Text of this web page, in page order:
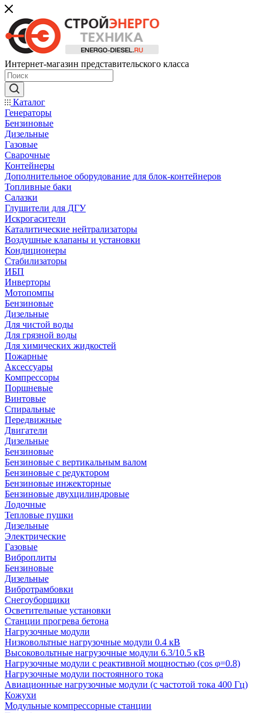
Интернет-магазин представительского класса
Каталог
Генераторы
Бензиновые
Дизельные
Газовые
Сварочные
Контейнеры
Дополнительное оборудование для блок-контейнеров
Топливные баки
Салазки
Глушители для ДГУ
Искрогасители
Каталитические нейтрализаторы
Воздушные клапаны и установки
Кондиционеры
Стабилизаторы
ИБП
Инверторы
Мотопомпы
Бензиновые
Дизельные
Для чистой воды
Для грязной воды
Для химических жидкостей
Пожарные
Аксессуары
Компрессоры
Поршневые
Винтовые
Спиральные
Передвижные
Двигатели
Дизельные
Бензиновые
Бензиновые с вертикальным валом
Бензиновые с редуктором
Бензиновые инжекторные
Бензиновые двухцилиндровые
Лодочные
Тепловые пушки
Дизельные
Электрические
Газовые
Виброплиты
Бензиновые
Дизельные
Вибротрамбовки
Снегоуборщики
Осветительные установки
Станции прогрева бетона
Нагрузочные модули
Низковольтные нагрузочные модули 0.4 кВ
Высоковольтные нагрузочные модули 6.3/10.5 кВ
Нагрузочные модули с реактивной мощностью (cos φ=0.8)
Нагрузочные модули постоянного тока
Авиационные нагрузочные модули (с частотой тока 400 Гц)
Кожухи
Модульные компрессорные станции